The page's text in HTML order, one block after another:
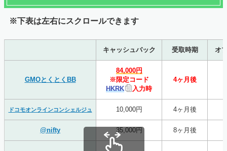
※下表は左右にスクロールできます
キャッシュバック 受取時期 オ
GMOとくとくBB
84,000円
※限定コード
HKRK
入力時
4ヶ月後
ドコモオンラインコンシェルジュ 10,000円 4ヶ月後
@nifty 35,000円 8ヶ月後